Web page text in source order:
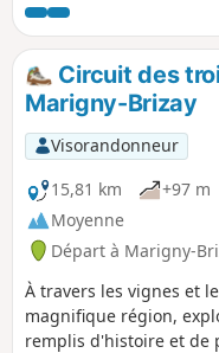
médiéval. Construit au
Montfaucon est le plus
civil de la commune.
XVesiècle, il a perdu
son caractère défensif
statut plus résidentiel.
Circuit des
Marigny-Brizay
Visorandonneur
15,81 km
+97 m
Moyenne
Départ à Marigny-
À travers les vignes et
magnifique région,
remplis d'histoire et de